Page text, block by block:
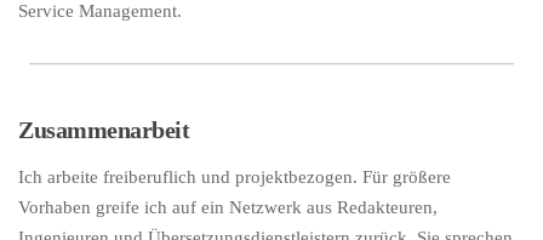
Service Management.
Zusammenarbeit
Ich arbeite freiberuflich und projektbezogen. Für größere
Vorhaben greife ich auf ein Netzwerk aus Redakteuren,